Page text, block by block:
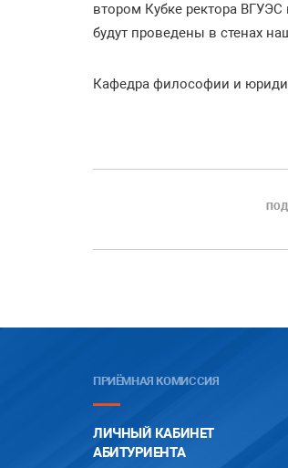
втором Кубке ректора
будут проведены в стенах
Кафедра философии и
ПРИЁМНАЯ КОМИССИЯ
ЛИЧНЫЙ КАБИНЕТ
АБИТУРИЕНТА